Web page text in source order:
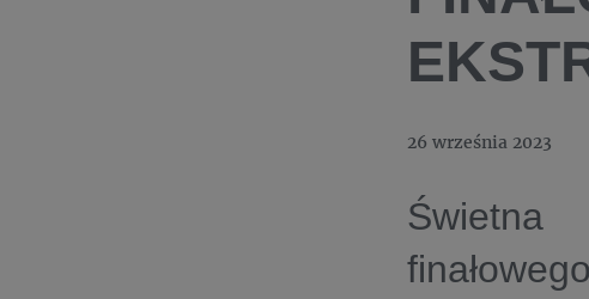
26 września 2023